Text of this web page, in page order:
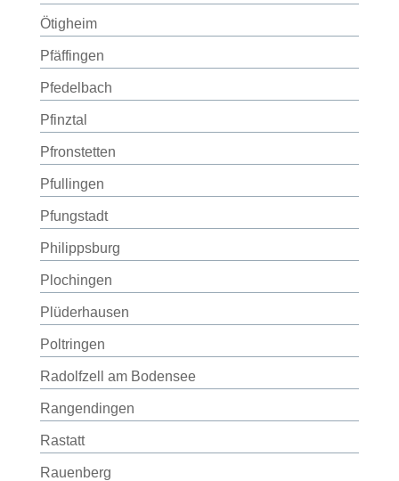
Ötigheim
Pfäffingen
Pfedelbach
Pfinztal
Pfronstetten
Pfullingen
Pfungstadt
Philippsburg
Plochingen
Plüderhausen
Poltringen
Radolfzell am Bodensee
Rangendingen
Rastatt
Rauenberg